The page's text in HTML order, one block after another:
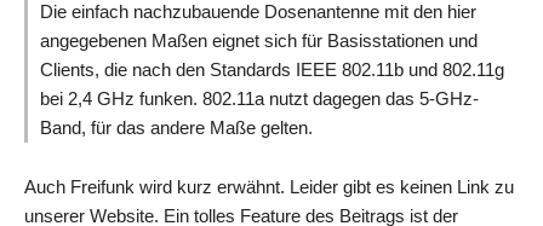
heise
UK
Die einfach nachzubauende Dosenantenne mit den hier
angegebenen Maßen eignet sich für Basisstationen und
Clients, die nach den Standards IEEE 802.11b und 802.11g
bei 2,4 GHz funken. 802.11a nutzt dagegen das 5-GHz-
Band, für das andere Maße gelten.
Auch Freifunk wird kurz erwähnt. Leider gibt es keinen Link zu
unserer Website. Ein tolles Feature des Beitrags ist der